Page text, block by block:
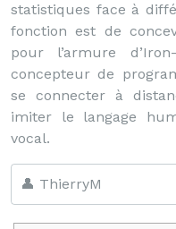
statistiques face à
fonction est de
pour l’armure
concepteur de
se connecter à
imiter le langage
vocal.
👤 ThierryM